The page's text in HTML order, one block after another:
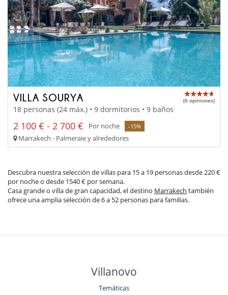
VILLA SOURYA (6 opiniones)
18 personas (24 máx.) • 9 dormitorios • 9 baños
2 100 € - 2 700 € Por noche -15%
Marrakech - Palmeraie y alrededores
Descubra nuestra selección de villas para 15 a 19 personas desde 220 €
por noche o desde 1540 € por semana.
Casa grande o villa de gran capacidad, el destino Marrakech también
ofrece una amplia selección de 6 a 52 personas para familias.
Villanovo
Temáticas